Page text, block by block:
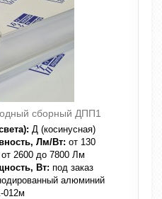
сборный ДПП1
Д (косинусная)
Лм/Вт: от 130
от 2600 до 7800 Лм
Вт: под заказ
алюминий
012м